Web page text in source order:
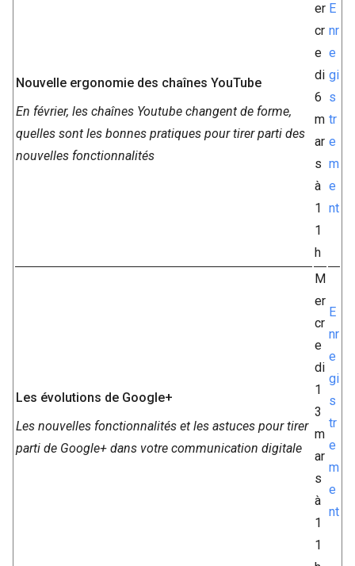
Nouvelle ergonomie des chaînes YouTube
En février, les chaînes Youtube changent de forme,
quelles sont les bonnes pratiques pour tirer parti des
nouvelles fonctionnalités
er
cr
e
di
6
m
ar
s
à
1
1
h
E
nr
e
gi
s
tr
e
m
e
nt
Les évolutions de Google+
Les nouvelles fonctionnalités et les astuces pour tirer
parti de Google+ dans votre communication digitale
M
er
cr
e
di
1
3
m
ar
s
à
1
1
E
nr
e
gi
s
tr
e
m
e
nt